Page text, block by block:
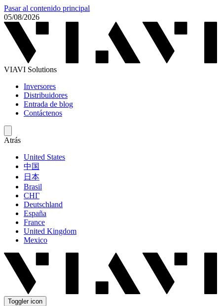
Pasar al contenido principal
05/08/2026
VIAVI Solutions
Inversores
Distribuidores
Entrada de blog
Contáctenos
Atrás
United States
中国
日本
Brasil
СНГ
Deutschland
España
France
United Kingdom
Mexico
Toggler icon